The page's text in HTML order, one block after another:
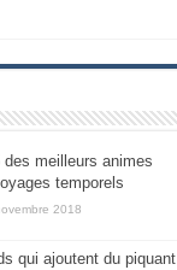
des meilleurs animes
temporels
2018
qui ajoutent du piquant